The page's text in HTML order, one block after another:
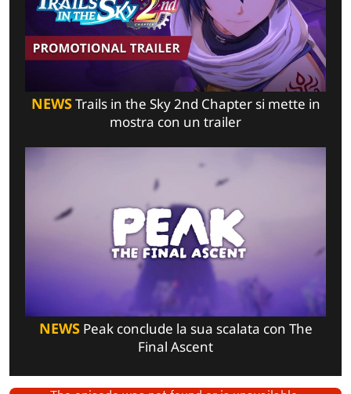
NEWSTrails in the Sky 2nd Chapter si mette in
mostra con un trailer
NEWSPeak conclude la sua scalata con The
Final Ascent